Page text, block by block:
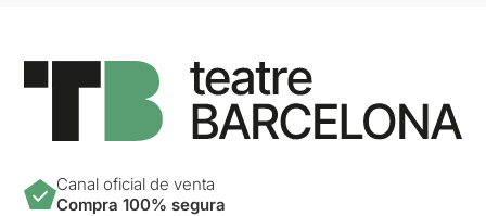
Canal oficial de venta
Compra 100% segura